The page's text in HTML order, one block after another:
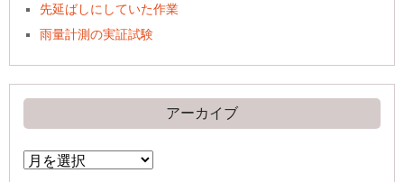
先延ばしにしていた作業
雨量計測の実証試験
アーカイブ
ア
ー